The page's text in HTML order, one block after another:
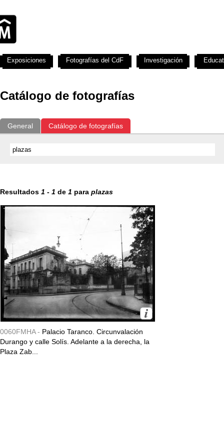
Catálogo de fotografías
General Catálogo de fotografías
Resultados 1 - 1 de 1 para plazas
0060FMHA - Palacio Taranco. Circunvalación
Durango y calle Solís. Adelante a la derecha, la
Plaza Zab...
Exposiciones Fotografías del CdF Investigación